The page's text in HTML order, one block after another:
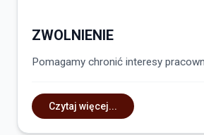
ZWOLNIENIE
Pomagamy chronić interesy
Czytaj więcej...